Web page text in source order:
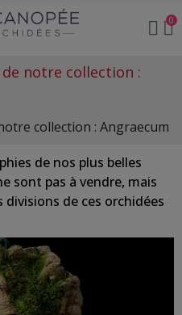
0
notre collection :
collection : Angraecum
de nos plus belles
sont pas à vendre, mais
de ces orchidées